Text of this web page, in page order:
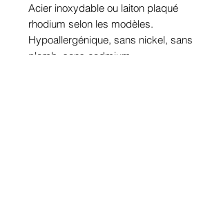
Acier inoxydable ou laiton plaqué
rhodium selon les modèles.
Hypoallergénique, sans nickel, sans
plomb, sans cadmium.